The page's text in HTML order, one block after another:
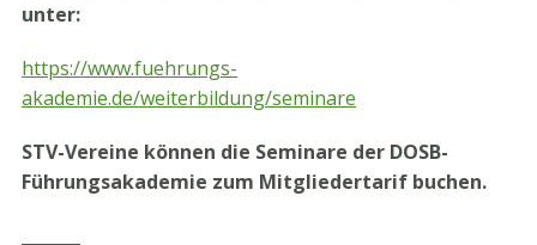
unter:
https://www.fuehrungs-
akademie.de/weiterbildung/seminare
STV-Vereine können die Seminare der DOSB-
Führungsakademie zum Mitgliedertarif buchen.